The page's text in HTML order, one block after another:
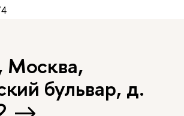
Москва,
бульвар, д.